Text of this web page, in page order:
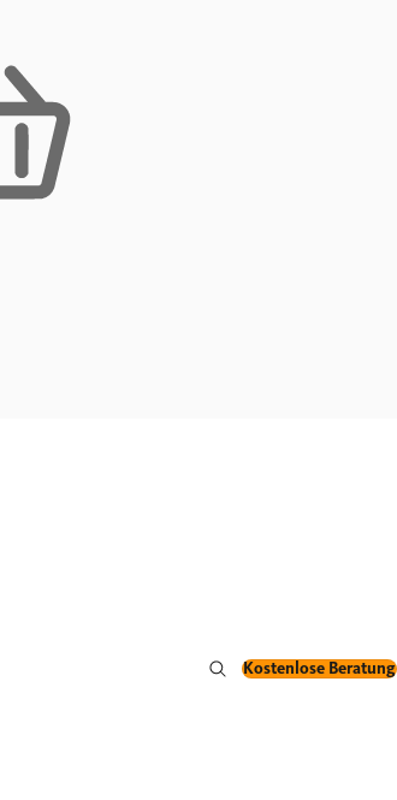
Kostenlose Beratung